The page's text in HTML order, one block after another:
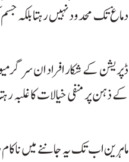
دماغ تک محدود نہیں رہتا بلکہ
ڈپریشن کے شکار افراد ان
کے ذہن پر منفی خیالات کا غلبہ
ماہرین اب تک یہ جاننے میں